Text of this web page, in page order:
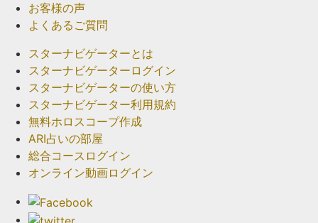
お客様の声
よくあるご質問
スターナビゲーターとは
スターナビゲーターログイン
スターナビゲーターの使い方
スターナビゲーター利用規約
無料ホロスコープ作成
ARI占いの部屋
総合コースログイン
オンライン動画ログイン